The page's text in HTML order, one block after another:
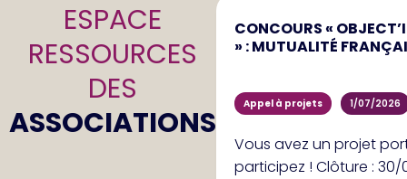
CONCOURS «
» : MUTUALITÉ
Appel à projets 1/07/2026
Vous avez un projet
participez ! Clôture : 30/
ESPACE
RESSOURCES
DES
ASSOCIATIONS